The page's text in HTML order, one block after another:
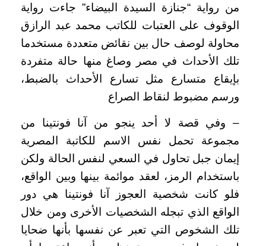
من رواية “جنازة السيدة البيضاء” جاءت رواية
الوقوف على العتبات للكاتب محمد عبد الرازق
محاولة لوصف حال بين نقائض متعددة مستخدما
تلك الأحداث في مصر وصاغ منها حالة متفردة
بإيقاع متسارع مثل تسارع الأحداث بالضبط،
ورسم مضبوط لنقاط الصراع
– وفي قصة لا أحد ينجو من آنا فونتينا من
مجموعة تحمل نفس الاسم للكاتبة المصرية
إيمان جبل تحاول في السعي لنفس الحالة ولكن
باستخدام الرمز، لعقد موائمة بينها وبين الواقع،
فلو كانت شخصية العجوز آنا فونتينا هي دور
الواقع الذي تبجله الشخصيات الأخرى ومن خلال
تلك الشخوص التي تعبر عن نفسها بأنها ضحايا